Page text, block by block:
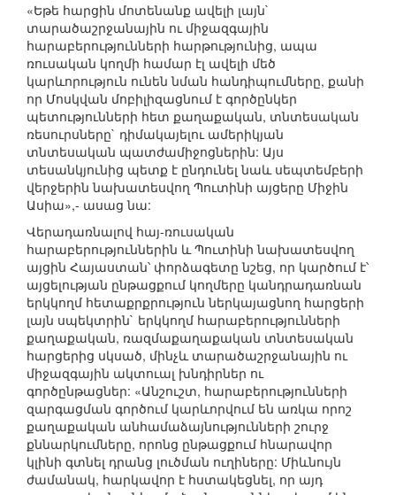
«Եթե հարցին մոտենանք ավելի լայն`
տարածաշրջանային ու միջազգային
հարաբերությունների հարթությունից, ապա
ռուսական կողմի համար էլ ավելի մեծ
կարևորություն ունեն նման հանդիպումները, քանի
որ Մոսկվան մոբիլիզացնում է գործընկեր
պետությունների հետ քաղաքական, տնտեսական
ռեսուրսները` դիմակայելու ամերիկյան
տնտեսական պատժամիջոցներին: Այս
տեսանկյունից պետք է ընդունել նաև սեպտեմբերի
վերջերին նախատեսվող Պուտինի այցերը Միջին
Ասիա»,- ասաց նա:
Վերադառնալով հայ-ռուսական
հարաբերություններին և Պուտինի նախատեսվող
այցին Հայաստան՝ փորձագետը նշեց, որ կարծում է՝
այցելության ընթացքում կողմերը կանդրադառնան
երկկողմ հետաքրքրություն ներկայացնող հարցերի
լայն սպեկտրին` երկկողմ հարաբերությունների
քաղաքական, ռազմաքաղաքական տնտեսական
հարցերից սկսած, մինչև տարածաշրջանային ու
միջազգային ակտուալ խնդիրներ ու
գործընթացներ: «Անշուշտ, հարաբերությունների
զարգացման գործում կարևորվում են առկա որոշ
քաղաքական անհամաձայնությունների շուրջ
քննարկումները, որոնց ընթացքում հնարավոր
կլինի գտնել դրանց լուծման ուղիները: Միևնույն
ժամանակ, հարկավոր է հստակեցնել, որ այդ